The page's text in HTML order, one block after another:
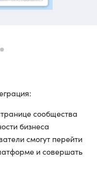
сообщества
бизнеса
смогут перейти
и совершать